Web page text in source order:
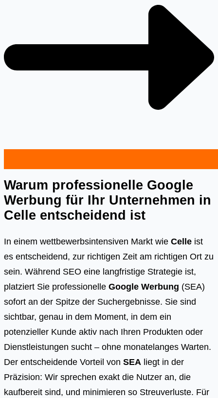
Warum professionelle Google
Werbung für Ihr Unternehmen in
Celle entscheidend ist
In einem wettbewerbsintensiven Markt wie Celle ist
es entscheidend, zur richtigen Zeit am richtigen Ort zu
sein. Während SEO eine langfristige Strategie ist,
platziert Sie professionelle Google Werbung (SEA)
sofort an der Spitze der Suchergebnisse. Sie sind
sichtbar, genau in dem Moment, in dem ein
potenzieller Kunde aktiv nach Ihren Produkten oder
Dienstleistungen sucht – ohne monatelanges Warten.
Der entscheidende Vorteil von SEA liegt in der
Präzision: Wir sprechen exakt die Nutzer an, die
kaufbereit sind, und minimieren so Streuverluste. Für